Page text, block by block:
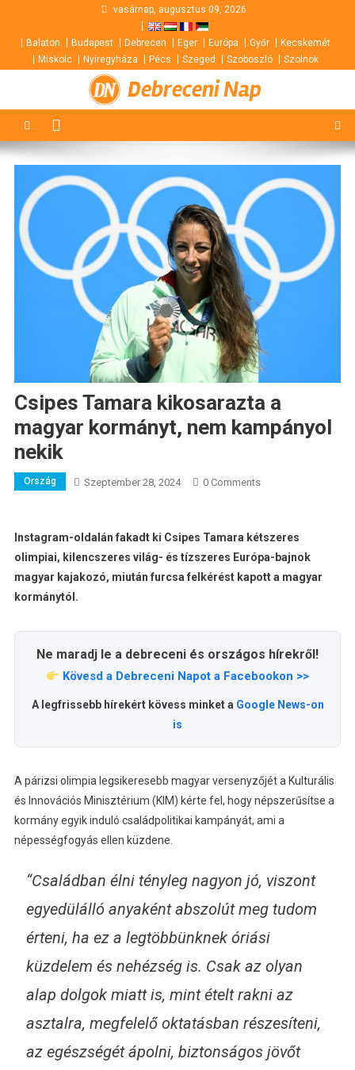
content
vasárnap, augusztus 09, 2026
Balaton Budapest Debrecen Eger Európa Győr
Kecskemét
Miskolc
Nyíregyháza Pécs Szeged Szoboszló Szolnok
Debreceni Nap
Csipes Tamara kikosarazta a
magyar kormányt, nem kampányol
nekik
Ország Szeptember 28, 2024 0 Comments
Instagram-oldalán fakadt ki Csipes Tamara kétszeres
olimpiai, kilencszeres világ- és tízszeres Európa-bajnok
magyar kajakozó, miután furcsa felkérést kapott a magyar
kormánytól.
Ne maradj le a debreceni és országos hírekről!
Kövesd a Debreceni Napot a Facebookon >>
A legfrissebb hírekért kövess minket a Google News-on
is
A párizsi olimpia legsikeresebb magyar versenyzőjét a Kulturális
és Innovációs Minisztérium (KIM) kérte fel, hogy népszerűsítse a
kormány egyik induló családpolitikai kampányát, ami a
népességfogyás ellen küzdene.
“Családban élni tényleg nagyon jó, viszont
egyedülálló anyaként abszolút meg tudom
érteni, ha ez a legtöbbünknek óriási
küzdelem és nehézség is. Csak az olyan
alap dolgok miatt is, mint ételt rakni az
asztalra, megfelelő oktatásban részesíteni,
az egészségét ápolni, biztonságos jövőt